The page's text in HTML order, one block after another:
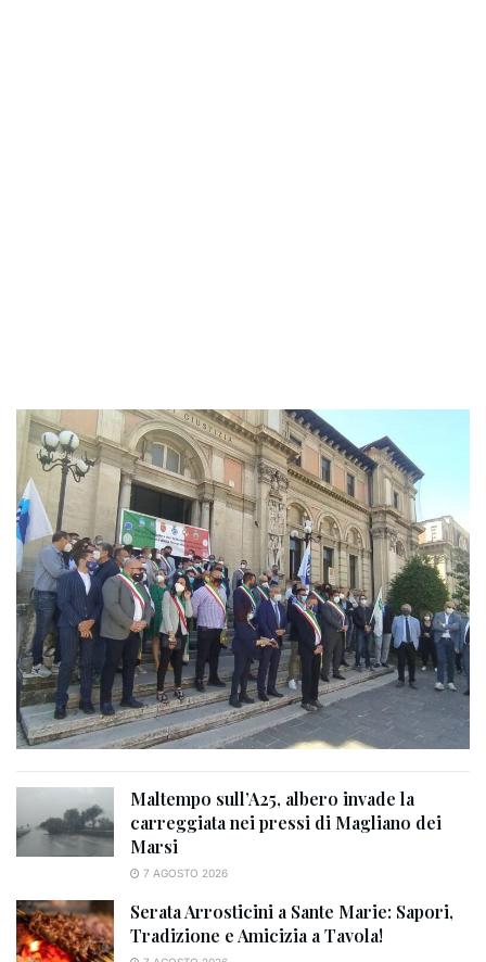
Maltempo sull’A25, albero invade la
carreggiata nei pressi di Magliano dei
Marsi
7 AGOSTO 2026
Serata Arrosticini a Sante Marie: Sapori,
Tradizione e Amicizia a Tavola!